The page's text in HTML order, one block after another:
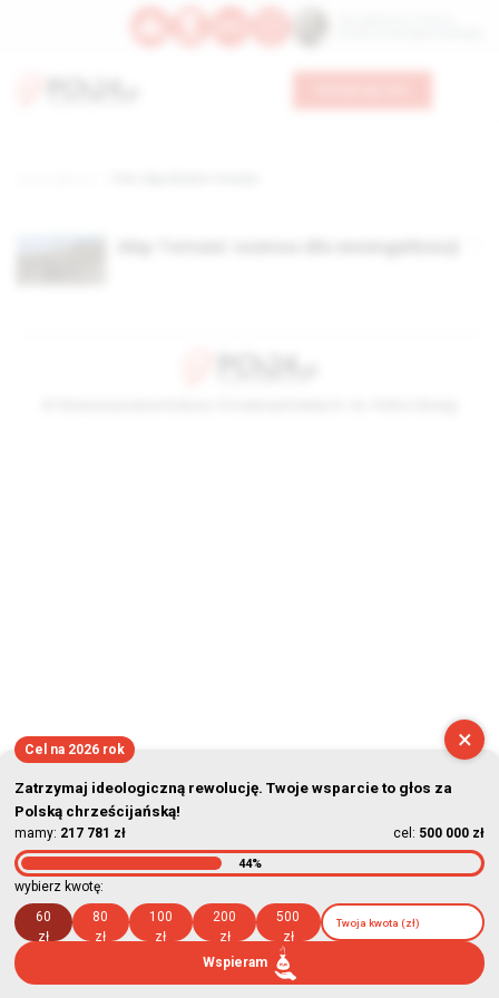
×
Cel na 2026 rok
Zatrzymaj ideologiczną rewolucję. Twoje wsparcie to głos za
Polską chrześcijańską!
mamy: 217 781 zł cel: 500 000 zł
44%
wybierz kwotę:
60
zł
80
zł
100
zł
200
zł
500
zł
Wspieram